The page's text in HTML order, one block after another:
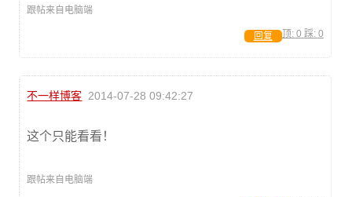
跟帖来自电脑端
顶: 0 踩: 0
回复
不一样博客 2014-07-28 09:42:27
这个只能看看！
跟帖来自电脑端